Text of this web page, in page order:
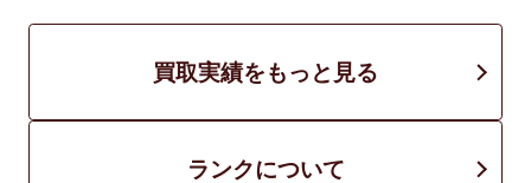
買取実績をもっと見る
ランクについて